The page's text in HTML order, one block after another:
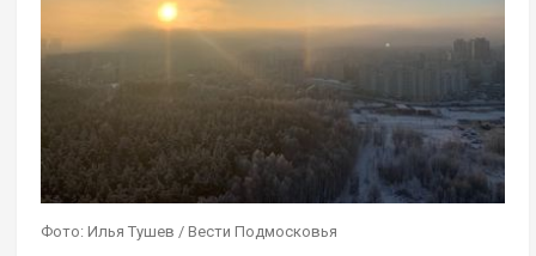
Фото: Илья Тушев / Вести Подмосковья